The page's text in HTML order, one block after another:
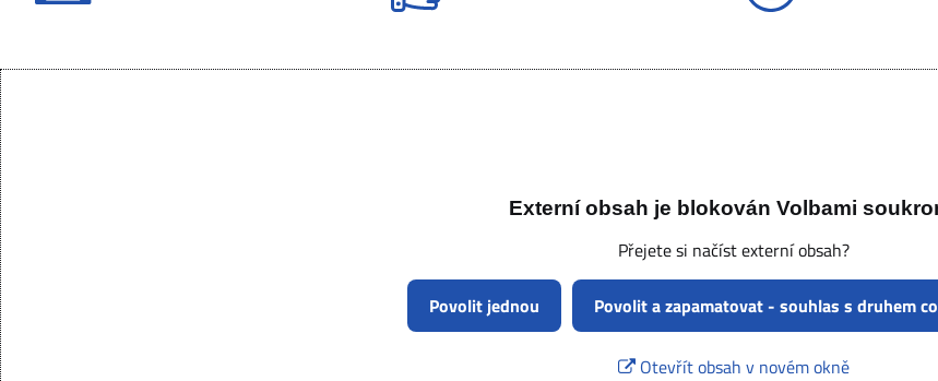
Externí obsah je blokován Volbami
Přejete si načíst externí obsah?
Povolit jednou Povolit a zapamatovat - souhlas s druhem
Otevřít obsah v novém okně